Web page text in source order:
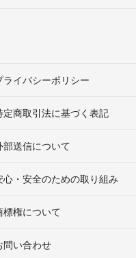
ライバシーポリシー
定商取引法に基づく表記
部送信について
心・安全のための取り組み
標権について
問い合わせ